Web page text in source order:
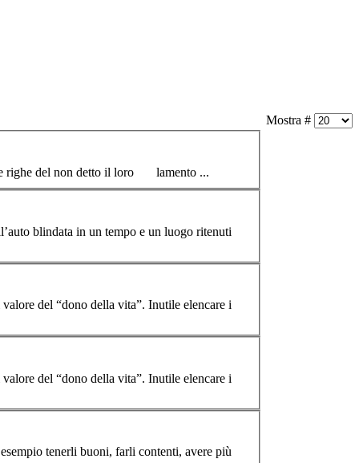
Mostra #
le righe del non detto il loro lamento ...
blindata in un tempo e un luogo ritenuti
della vita”. Inutile elencare i
della vita”. Inutile elencare i
come ad esempio tenerli buoni, farli contenti, avere più